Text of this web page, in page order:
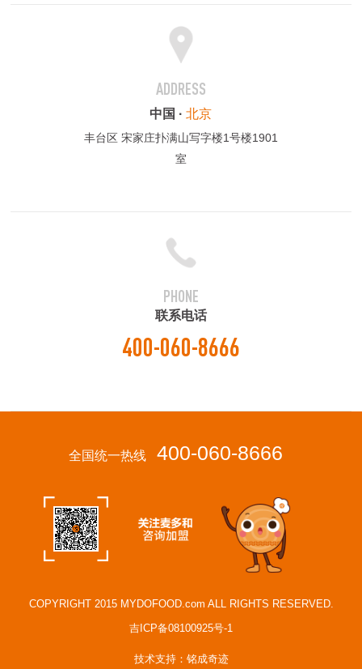
ADDRESS
中国 ·北京
丰台区 宋家庄扑满山写字楼1号楼1901
室
PHONE
联系电话
400-060-8666
全国统一热线 400-060-8666
COPYRIGHT 2015 MYDOFOOD.com ALL RIGHTS RESERVED.
吉ICP备08100925号-1
技术支持：铭成奇迹